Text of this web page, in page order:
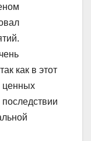
как в этот
ценных